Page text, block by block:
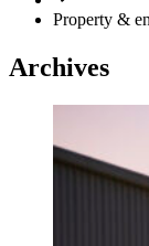
Property &
Archives